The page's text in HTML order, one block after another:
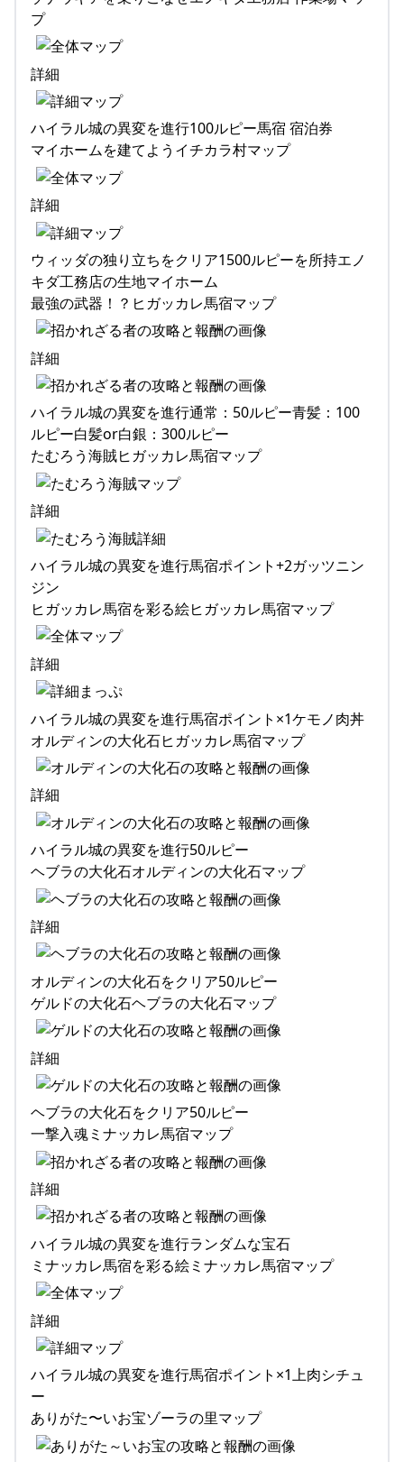
プ
詳細
ハイラル城の異変を進行100ルピー馬宿 宿泊券
マイホームを建てようイチカラ村マップ
詳細
ウィッダの独り立ちをクリア1500ルピーを所持エノ
キダ工務店の生地マイホーム
最強の武器！？ヒガッカレ馬宿マップ
詳細
ハイラル城の異変を進行通常：50ルピー青髪：100
ルピー白髪or白銀：300ルピー
たむろう海賊ヒガッカレ馬宿マップ
詳細
ハイラル城の異変を進行馬宿ポイント+2ガッツニン
ジン
ヒガッカレ馬宿を彩る絵ヒガッカレ馬宿マップ
詳細
ハイラル城の異変を進行馬宿ポイント×1ケモノ肉丼
オルディンの大化石ヒガッカレ馬宿マップ
詳細
ハイラル城の異変を進行50ルピー
ヘブラの大化石オルディンの大化石マップ
詳細
オルディンの大化石をクリア50ルピー
ゲルドの大化石ヘブラの大化石マップ
詳細
ヘブラの大化石をクリア50ルピー
一撃入魂ミナッカレ馬宿マップ
詳細
ハイラル城の異変を進行ランダムな宝石
ミナッカレ馬宿を彩る絵ミナッカレ馬宿マップ
詳細
ハイラル城の異変を進行馬宿ポイント×1上肉シチュ
ー
ありがた〜いお宝ゾーラの里マップ